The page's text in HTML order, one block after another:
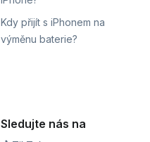
Kdy přijít s iPhonem na
výměnu baterie?
Sledujte nás na